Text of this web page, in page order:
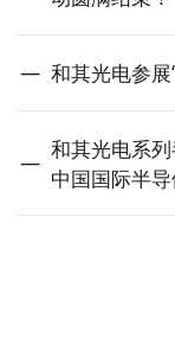
和其光电参
和其光电系
中国国际半